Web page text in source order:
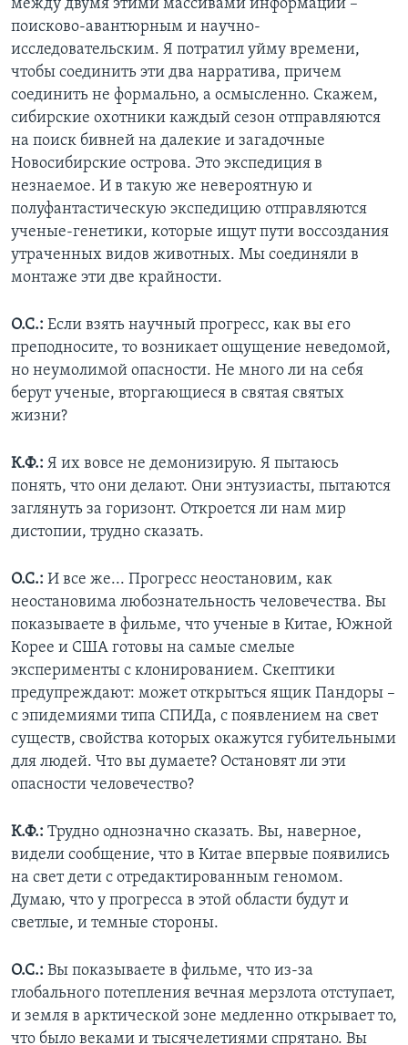
между двумя этими массивами информации –
поисково-авантюрным и научно-
исследовательским. Я потратил уйму времени,
чтобы соединить эти два нарратива, причем
соединить не формально, а осмысленно. Скажем,
сибирские охотники каждый сезон отправляются
на поиск бивней на далекие и загадочные
Новосибирские острова. Это экспедиция в
незнаемое. И в такую же невероятную и
полуфантастическую экспедицию отправляются
ученые-генетики, которые ищут пути воссоздания
утраченных видов животных. Мы соединяли в
монтаже эти две крайности.
О.С.: Если взять научный прогресс, как вы его
преподносите, то возникает ощущение неведомой,
но неумолимой опасности. Не много ли на себя
берут ученые, вторгающиеся в святая святых
жизни?
К.Ф.: Я их вовсе не демонизирую. Я пытаюсь
понять, что они делают. Они энтузиасты, пытаются
заглянуть за горизонт. Откроется ли нам мир
дистопии, трудно сказать.
О.С.: И все же... Прогресс неостановим, как
неостановима любознательность человечества. Вы
показываете в фильме, что ученые в Китае, Южной
Корее и США готовы на самые смелые
эксперименты с клонированием. Скептики
предупреждают: может открыться ящик Пандоры –
с эпидемиями типа СПИДа, с появлением на свет
существ, свойства которых окажутся губительными
для людей. Что вы думаете? Остановят ли эти
опасности человечество?
К.Ф.: Трудно однозначно сказать. Вы, наверное,
видели сообщение, что в Китае впервые появились
на свет дети с отредактированным геномом.
Думаю, что у прогресса в этой области будут и
светлые, и темные стороны.
О.С.: Вы показываете в фильме, что из-за
глобального потепления вечная мерзлота отступает,
и земля в арктической зоне медленно открывает то,
что было веками и тысячелетиями спрятано. Вы